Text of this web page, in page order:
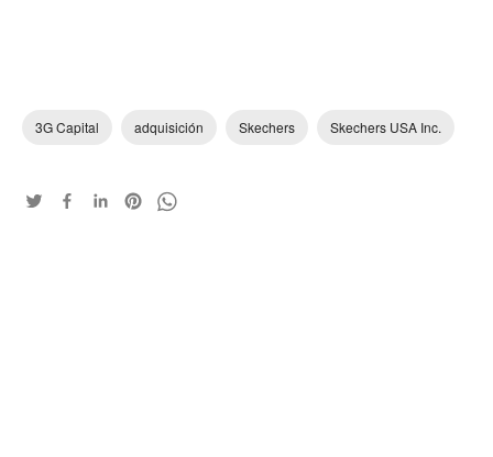
3G Capital adquisición Skechers Skechers USA Inc.